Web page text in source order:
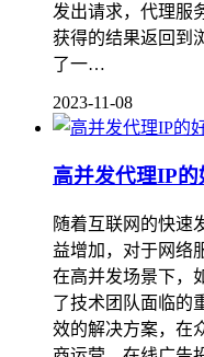
发出请求，代理服
获得的结果返回到
了一…
2023-11-08
高并发代理IP
随着互联网的快速
益增加，对于网络
在高并发场景下，
了技术团队面临的
效的解决方案，在